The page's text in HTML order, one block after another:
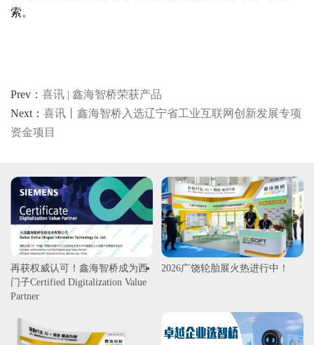
索。
Prev： 喜讯 | 鑫海智桥荣获产品
Next： 喜讯丨鑫海智桥入选辽宁省工业互联网创新发展专项
资金项目
再获权威认可！鑫海智桥成为西
门子Certified Digitalization Value
Partner
2026广饶轮胎展火热进行中！